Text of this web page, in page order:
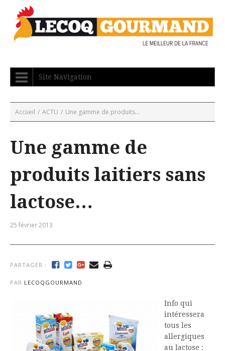
Site Navigation
Accueil / ACTU / Une gamme de produits...
Une gamme de
produits laitiers sans
lactose…
25 février 2013
PARTAGER :
PAR LECOQGOURMAND
Info qui
intéressera
tous les
allergiques
au lactose :